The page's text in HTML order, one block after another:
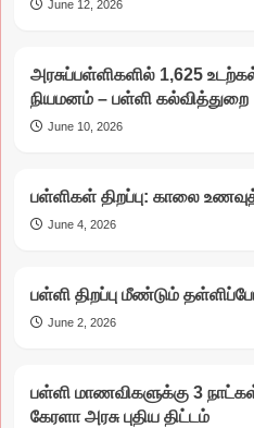
June 12, 2026
அரசுப்பள்ளிகளில் 1,625
நியமனம் – பள்ளி கல்வித்துறை
June 10, 2026
பள்ளிகள் திறப்பு: காலை
June 4, 2026
பள்ளி திறப்பு மீண்டும்
June 2, 2026
பள்ளி மாணவிகளுக்கு 3 நாட்கள்
கேரளா அரசு புதிய திட்டம்